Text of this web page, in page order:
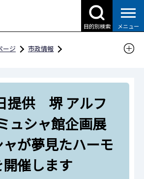
目的別検索 メニュー
ージ
市政情報
資料
過去の報道提供資料
令和7年10月
日提供 堺 アルフォンス･ミュシャ館企
ュシャが夢見たハーモニー」を開催し
提供 堺 アルフ
ュシャ館企画展
ャが夢見たハーモ
催します